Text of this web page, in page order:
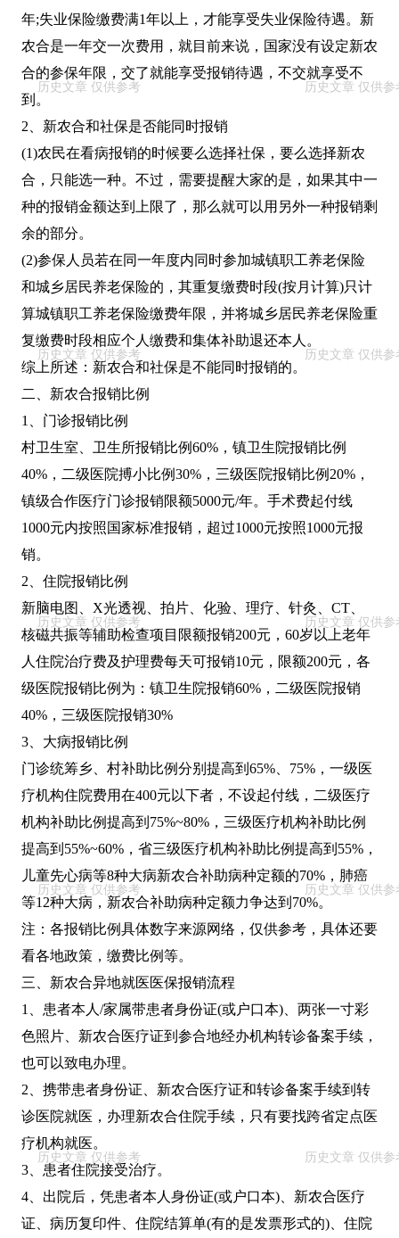
年;失业保险缴费满1年以上，才能享受失业保险待遇。新
农合是一年交一次费用，就目前来说，国家没有设定新农
合的参保年限，交了就能享受报销待遇，不交就享受不
到。
2、新农合和社保是否能同时报销
(1)农民在看病报销的时候要么选择社保，要么选择新农
合，只能选一种。不过，需要提醒大家的是，如果其中一
种的报销金额达到上限了，那么就可以用另外一种报销剩
余的部分。
(2)参保人员若在同一年度内同时参加城镇职工养老保险
和城乡居民养老保险的，其重复缴费时段(按月计算)只计
算城镇职工养老保险缴费年限，并将城乡居民养老保险重
复缴费时段相应个人缴费和集体补助退还本人。
综上所述：新农合和社保是不能同时报销的。
二、新农合报销比例
1、门诊报销比例
村卫生室、卫生所报销比例60%，镇卫生院报销比例
40%，二级医院搏小比例30%，三级医院报销比例20%，
镇级合作医疗门诊报销限额5000元/年。手术费起付线
1000元内按照国家标准报销，超过1000元按照1000元报
销。
2、住院报销比例
新脑电图、X光透视、拍片、化验、理疗、针灸、CT、
核磁共振等辅助检查项目限额报销200元，60岁以上老年
人住院治疗费及护理费每天可报销10元，限额200元，各
级医院报销比例为：镇卫生院报销60%，二级医院报销
40%，三级医院报销30%
3、大病报销比例
门诊统筹乡、村补助比例分别提高到65%、75%，一级医
疗机构住院费用在400元以下者，不设起付线，二级医疗
机构补助比例提高到75%~80%，三级医疗机构补助比例
提高到55%~60%，省三级医疗机构补助比例提高到55%，
儿童先心病等8种大病新农合补助病种定额的70%，肺癌
等12种大病，新农合补助病种定额力争达到70%。
注：各报销比例具体数字来源网络，仅供参考，具体还要
看各地政策，缴费比例等。
三、新农合异地就医医保报销流程
1、患者本人/家属带患者身份证(或户口本)、两张一寸彩
色照片、新农合医疗证到参合地经办机构转诊备案手续，
也可以致电办理。
2、携带患者身份证、新农合医疗证和转诊备案手续到转
诊医院就医，办理新农合住院手续，只有要找跨省定点医
疗机构就医。
3、患者住院接受治疗。
4、出院后，凭患者本人身份证(或户口本)、新农合医疗
证、病历复印件、住院结算单(有的是发票形式的)、住院